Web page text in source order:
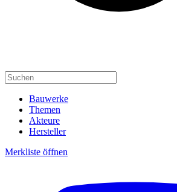
Bauwerke
Themen
Akteure
Hersteller
Merkliste öffnen